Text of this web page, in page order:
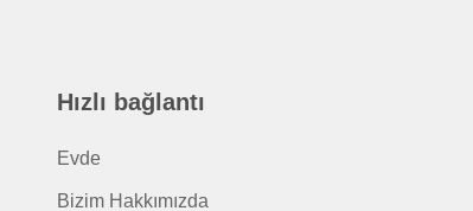
Hızlı bağlantı
Evde
Bizim Hakkımızda